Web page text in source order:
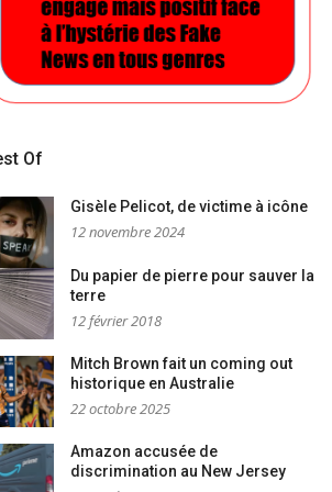
Of
Gisèle Pelicot, de victime à icône
12 novembre 2024
Du papier de pierre pour sauver la
terre
12 février 2018
Mitch Brown fait un coming out
historique en Australie
22 octobre 2025
Amazon accusée de
discrimination au New Jersey